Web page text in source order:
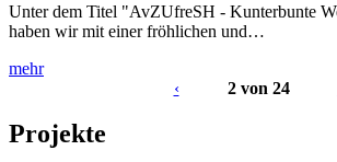
Unter dem Titel "AvZUfreSH - Kunterbunte
haben wir mit einer fröhlichen und…
mehr
‹
2 von 24
Projekte